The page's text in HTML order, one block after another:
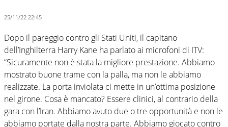
25/11/22 22:45
Dopo il pareggio contro gli Stati Uniti, il capitano
dell’Inghilterra Harry Kane ha parlato ai microfoni di ITV:
“Sicuramente non è stata la migliore prestazione. Abbiamo
mostrato buone trame con la palla, ma non le abbiamo
realizzate. La porta inviolata ci mette in un’ottima posizione
nel girone. Cosa è mancato? Essere clinici, al contrario della
gara con l’Iran. Abbiamo avuto due o tre opportunità e non le
abbiamo portate dalla nostra parte. Abbiamo giocato contro